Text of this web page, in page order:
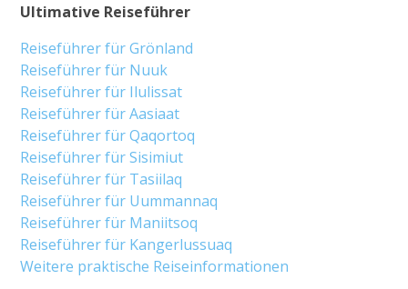
Ultimative Reiseführer
Reiseführer für Grönland
Reiseführer für Nuuk
Reiseführer für Ilulissat
Reiseführer für Aasiaat
Reiseführer für Qaqortoq
Reiseführer für Sisimiut
Reiseführer für Tasiilaq
Reiseführer für Uummannaq
Reiseführer für Maniitsoq
Reiseführer für Kangerlussuaq
Weitere praktische Reiseinformationen